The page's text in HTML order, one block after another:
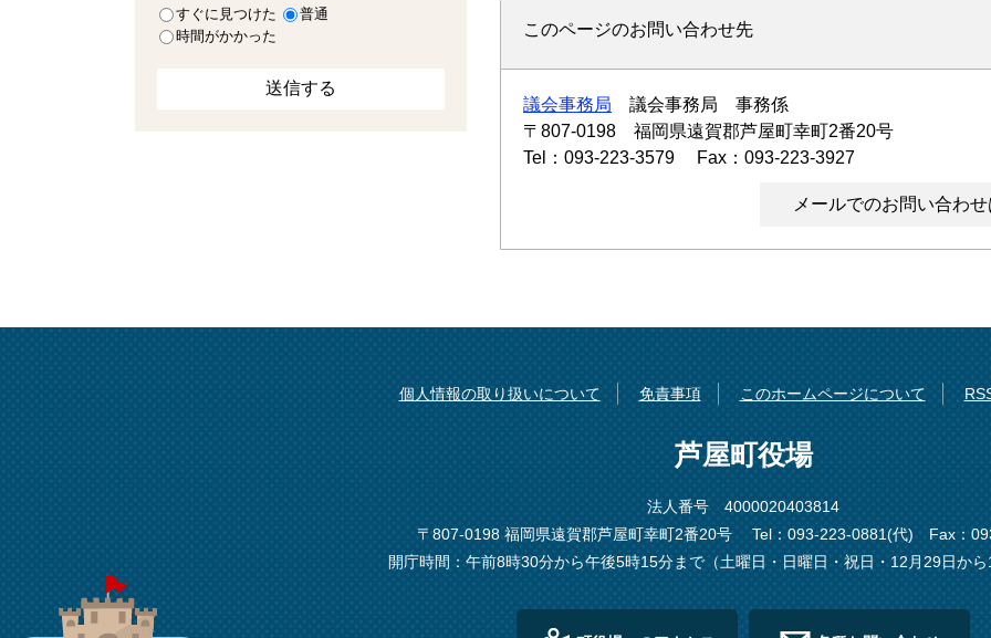
このページのお問い合わせ先
議会事務局
議会事務局 事務係
〒807-0198
福岡県遠賀郡芦屋町幸町2番20号
Tel：093-223-3579
Fax：093-223-3927
メールでのお問い合わ
すぐに見つけた
普通
時間がかかった
個人情報の取り扱いについて 免責事項 このホームページについて
芦屋町役場
法人番号 4000020403814
〒807-0198 福岡県遠賀郡芦屋町幸町2番20号
Tel：093-223-0881(代)
Fax：
開庁時間：午前8時30分から午後5時15分まで（土曜日・日曜日・祝日・12月29日か